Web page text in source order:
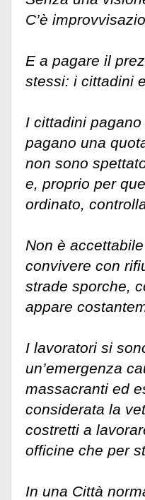
C’è
E a pagare il
stessi: i cittadini
I cittadini
pagano una
non sono
e, proprio per
ordinato,
Non è
convivere con
strade sporche,
appare
I lavoratori si
un’emergenza
massacranti ed
considerata la
costretti a
officine che per
In una Città